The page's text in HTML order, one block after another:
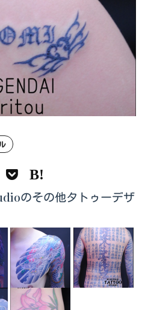
のその他タトゥーデザ